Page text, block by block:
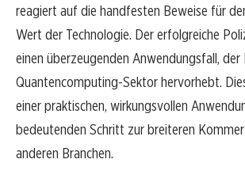
reagiert auf die handfesten Beweise für
Wert der Technologie. Der erfolgreiche
einen überzeugenden Anwendungsfall, der
Quantencomputing-Sektor hervorhebt.
einer praktischen, wirkungsvollen
bedeutenden Schritt zur breiteren
anderen Branchen.